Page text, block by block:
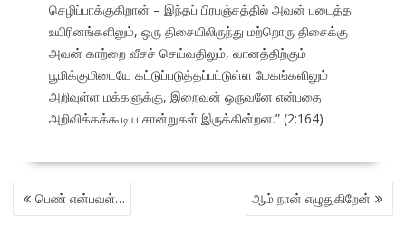
செழிப்பாக்குகிறான் – இந்தப் பிரபஞ்சத்தில் அவன் படைத்த
உயிரினங்களிலும், ஒரு திசையிலிருந்து மற்றொரு திசைக்கு
அவன் காற்றை வீசச் செய்வதிலும், வானத்திற்கும்
பூமிக்குமிடையே கட்டுப்படுத்தப்பட்டுள்ள மேகங்களிலும்
அறிவுள்ள மக்களுக்கு, இறைவன் ஒருவனே என்பதை
அறிவிக்கக்கூடிய சான்றுகள் இருக்கின்றன.” (2:164)
POST
NAVIGATION
பெண் என்பவள்… ஆம் நான் எழுதுகிறேன்